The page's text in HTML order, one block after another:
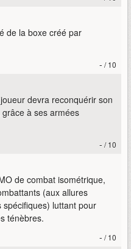
de la boxe créé par
- / 10
devra reconquérir son
à ses armées
- / 10
de combat isométrique,
(aux allures
luttant pour
ténèbres.
- / 10